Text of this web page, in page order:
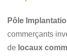
Pôle
commerçants
de locaux